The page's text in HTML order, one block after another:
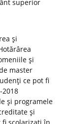
superior
şi
şi
master
ce pot fi
şi programele
şi